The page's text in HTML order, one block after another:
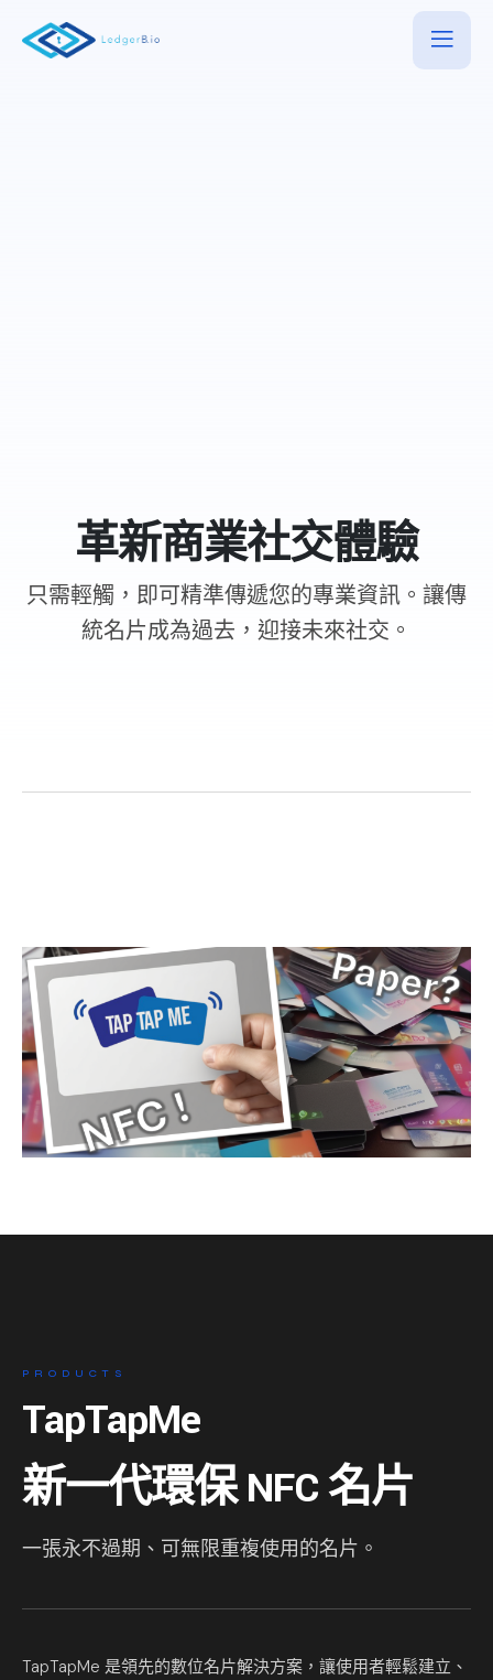
革新商業社交體驗
只需輕觸，即可精準傳遞您的專業資訊。讓傳
統名片成為過去，迎接未來社交。
PRODUCTS
TapTapMe
新一代環保 NFC 名片
一張永不過期、可無限重複使用的名片。
TapTapMe 是領先的數位名片解決方案，讓使用者輕鬆建立、